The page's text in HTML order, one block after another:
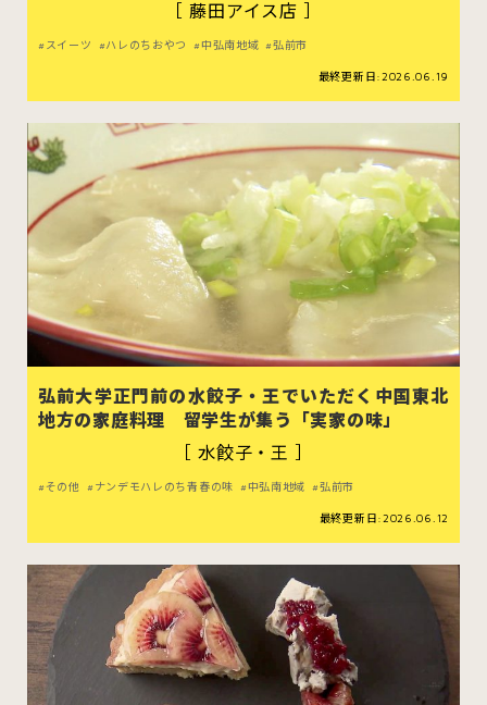
［ 藤田アイス店 ］
スイーツ ハレのちおやつ 中弘南地域 弘前市
最終更新日:2026.06.19
弘前大学正門前の水餃子・王でいただく中国東北
地方の家庭料理 留学生が集う「実家の味」
［ 水餃子・王 ］
その他 ナンデモハレのち青春の味 中弘南地域 弘前市
最終更新日:2026.06.12